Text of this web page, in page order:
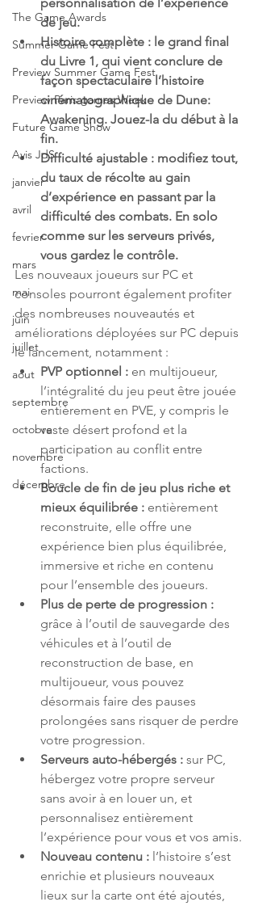
The Game Awards
Summer Game Fest
Preview Summer Game Fest
Preview Paris games Week
Future Game Show
Avis JdS
janvier
avril
fevrier
mars
mai
juin
juillet
aout
septembre
octobre
novembre
décembre
de jeu.
Histoire complète : le grand final
du Livre 1, qui vient conclure de
façon spectaculaire l’histoire
cinématographique de Dune:
Awakening. Jouez-la du début à la
fin.
Difficulté ajustable : modifiez tout,
du taux de récolte au gain
d’expérience en passant par la
difficulté des combats. En solo
comme sur les serveurs privés,
vous gardez le contrôle.
Les nouveaux joueurs sur PC et
consoles pourront également profiter
des nombreuses nouveautés et
améliorations déployées sur PC depuis
le lancement, notamment :
PVP optionnel : en multijoueur,
l’intégralité du jeu peut être jouée
entièrement en PVE, y compris le
vaste désert profond et la
participation au conflit entre
factions.
Boucle de fin de jeu plus riche et
mieux équilibrée : entièrement
reconstruite, elle offre une
expérience bien plus équilibrée,
immersive et riche en contenu
pour l’ensemble des joueurs.
Plus de perte de progression :
grâce à l’outil de sauvegarde des
véhicules et à l’outil de
reconstruction de base, en
multijoueur, vous pouvez
désormais faire des pauses
prolongées sans risquer de perdre
votre progression.
Serveurs auto-hébergés : sur PC,
hébergez votre propre serveur
sans avoir à en louer un, et
personnalisez entièrement
l’expérience pour vous et vos amis.
Nouveau contenu : l’histoire s’est
enrichie et plusieurs nouveaux
lieux sur la carte ont été ajoutés,